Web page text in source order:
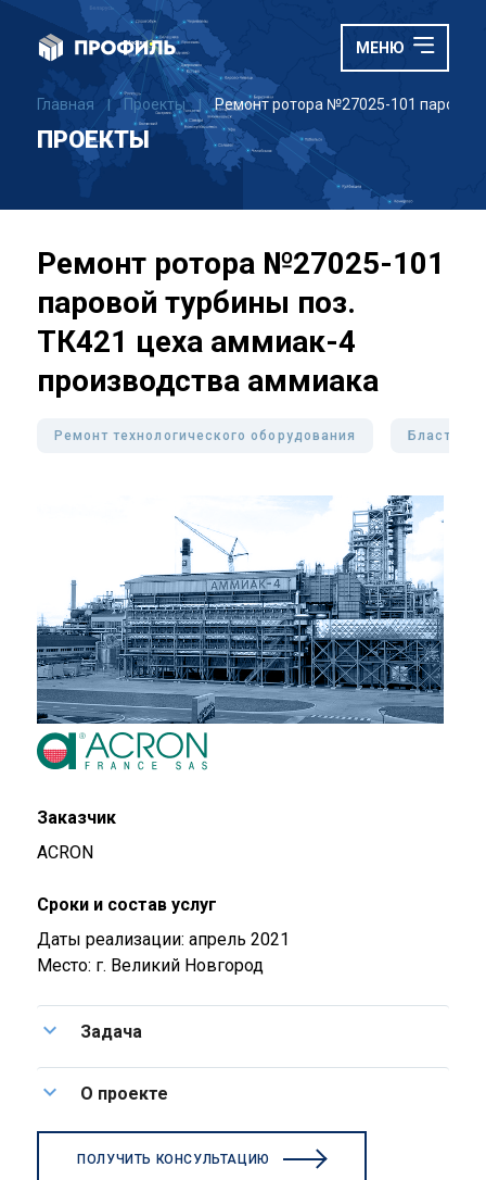
МЕНЮ
Главная Проекты Ремонт ротора №27025-101 паровой
ПРОЕКТЫ
Ремонт ротора №27025-101
паровой турбины поз.
ТК421 цеха аммиак-4
производства аммиака
Ремонт технологического оборудования
Заказчик
ACRON
Сроки и состав услуг
Даты реализации: апрель 2021
Место: г. Великий Новгород
Задача
О проекте
ПОЛУЧИТЬ КОНСУЛЬТАЦИЮ